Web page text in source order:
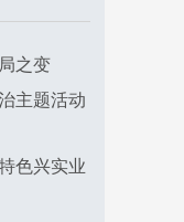
之变
主题活动
色兴实业